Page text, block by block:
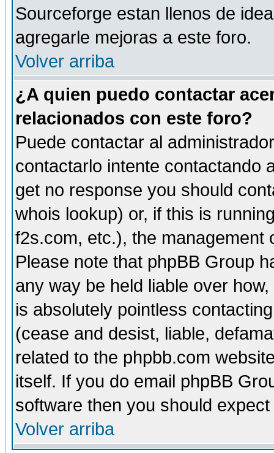
Sourceforge estan llenos de
agregarle mejoras a este foro.
Volver arriba
¿A quien puedo contactar
relacionados con este foro?
Puede contactar al
contactarlo intente contactando
get no response you should
whois lookup) or, if this is
f2s.com, etc.), the management
Please note that phpBB Group
any way be held liable over
is absolutely pointless
(cease and desist, liable,
related to the phpbb.com
itself. If you do email phpBB
software then you should
Volver arriba